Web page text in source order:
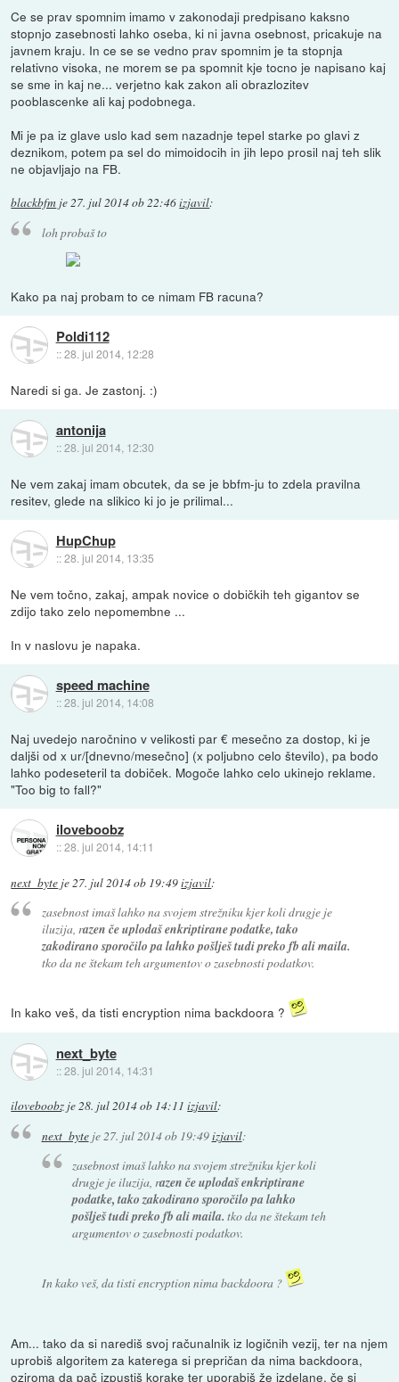
Ce se prav spomnim imamo v zakonodaji predpisano kaksno
stopnjo zasebnosti lahko oseba, ki ni javna osebnost, pricakuje na
javnem kraju. In ce se se vedno prav spomnim je ta stopnja
relativno visoka, ne morem se pa spomnit kje tocno je napisano kaj
se sme in kaj ne... verjetno kak zakon ali obrazlozitev
pooblascenke ali kaj podobnega.
Mi je pa iz glave uslo kad sem nazadnje tepel starke po glavi z
deznikom, potem pa sel do mimoidocih in jih lepo prosil naj teh slik
ne objavljajo na FB.
blackbfm je27. jul 2014 ob 22:46izjavil:
loh probaš to
Kako pa naj probam to ce nimam FB racuna?
Poldi112
::28. jul 2014, 12:28
Naredi si ga. Je zastonj. :)
antonija
::28. jul 2014, 12:30
Ne vem zakaj imam obcutek, da se je bbfm-ju to zdela pravilna
resitev, glede na slikico ki jo je prilimal...
HupChup
::28. jul 2014, 13:35
Ne vem točno, zakaj, ampak novice o dobičkih teh gigantov se
zdijo tako zelo nepomembne ...
In v naslovu je napaka.
speed machine
::28. jul 2014, 14:08
Naj uvedejo naročnino v velikosti par € mesečno za dostop, ki je
daljši od x ur/[dnevno/mesečno] (x poljubno celo število), pa bodo
lahko podeseteril ta dobiček. Mogoče lahko celo ukinejo reklame.
"Too big to fall?"
iloveboobz
::28. jul 2014, 14:11
next_byte je27. jul 2014 ob 19:49izjavil:
zasebnost imaš lahko na svojem strežniku kjer koli drugje je
iluzija, razen če uplodaš enkriptirane podatke, tako
zakodirano sporočilo pa lahko pošlješ tudi preko fb ali maila.
tko da ne štekam teh argumentov o zasebnosti podatkov.
In kako veš, da tisti encryption nima backdoora ?
next_byte
::28. jul 2014, 14:31
iloveboobz je28. jul 2014 ob 14:11 izjavil:
next_byteje27. jul 2014 ob 19:49izjavil:
zasebnost imaš lahko na svojem strežniku kjer koli
drugje je iluzija, razen če uplodaš enkriptirane
podatke, tako zakodirano sporočilo pa lahko
pošlješ tudi preko fb ali maila. tko da ne štekam teh
argumentov o zasebnosti podatkov.
In kako veš, da tisti encryption nima backdoora ?
Am... tako da si narediš svoj računalnik iz logičnih vezij, ter na njem
uprobiš algoritem za katerega si prepričan da nima backdoora,
oziroma da pač izpustiš korake ter uporabiš že izdelane, če si